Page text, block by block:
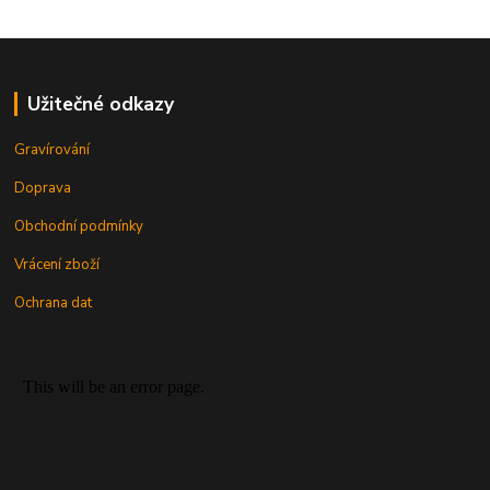
Užitečné odkazy
Gravírování
Doprava
Obchodní podmínky
Vrácení zboží
Ochrana dat